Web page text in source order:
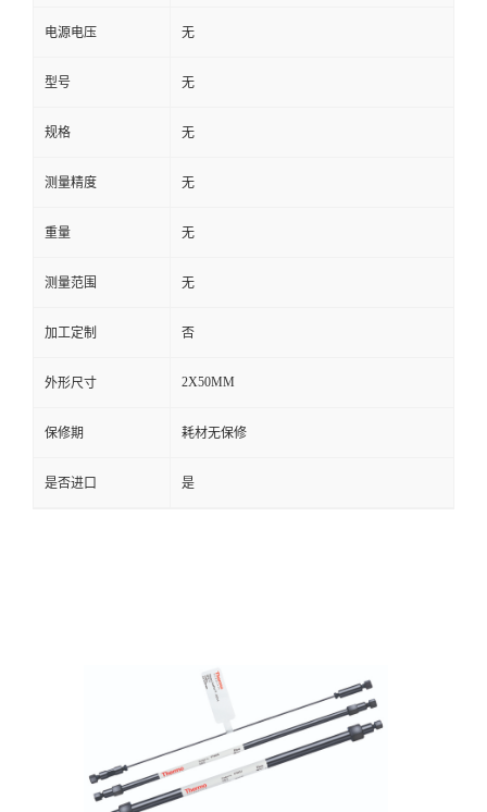
电源电压 无
型号 无
规格 无
测量精度 无
重量 无
测量范围 无
加工定制 否
外形尺寸 2X50MM
保修期 耗材无保修
是否进口 是